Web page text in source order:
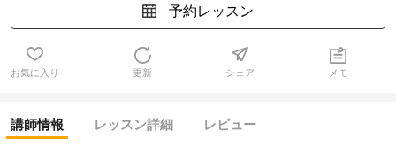
予約レッスン
お気に入り 更新 シェア メモ
講師情報 レッスン詳細 レビュー